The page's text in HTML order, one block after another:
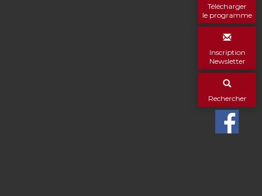
Télécharger
le programme
Inscription
Newsletter
Rechercher